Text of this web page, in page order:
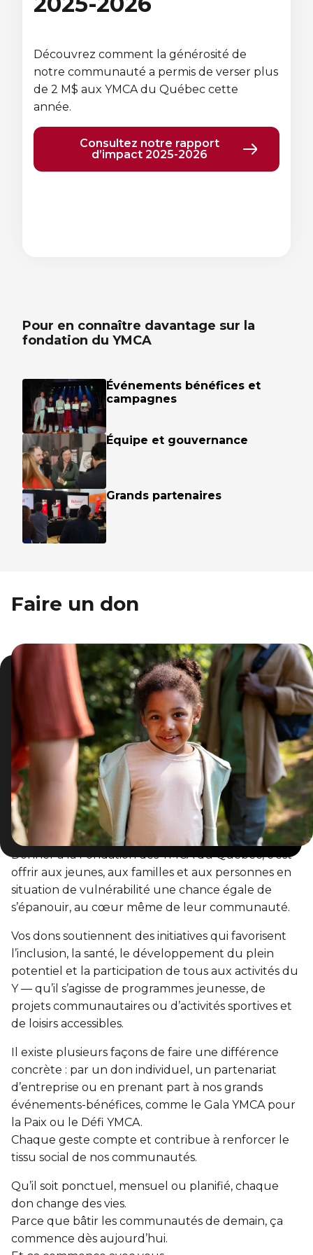
Sauvetage
Zone accueil et découverte (ZAD)
ZONES JEUNESSE
Trouver une Zone jeunesse
Découvrez comment la générosité de
notre communauté a permis de verser plus
de 2 M$ aux YMCA du Québec cette
année.
Consultez notre rapport
d’impact 2025-2026
Pour en connaître davantage sur la
fondation du YMCA
Événements bénéfices et
campagnes
Équipe et gouvernance
Grands partenaires
Faire un don
Donner à la Fondation des YMCA du Québec, c’est
offrir aux jeunes, aux familles et aux personnes en
situation de vulnérabilité une chance égale de
s’épanouir, au cœur même de leur communauté.
Vos dons soutiennent des initiatives qui favorisent
l’inclusion, la santé, le développement du plein
potentiel et la participation de tous aux activités du
Y — qu’il s’agisse de programmes jeunesse, de
projets communautaires ou d’activités sportives et
de loisirs accessibles.
Il existe plusieurs façons de faire une différence
concrète : par un don individuel, un partenariat
d’entreprise ou en prenant part à nos grands
événements-bénéfices, comme le Gala YMCA pour
la Paix ou le Défi YMCA.
Chaque geste compte et contribue à renforcer le
tissu social de nos communautés.
Qu’il soit ponctuel, mensuel ou planifié, chaque
don change des vies.
Parce que bâtir les communautés de demain, ça
commence dès aujourd’hui.